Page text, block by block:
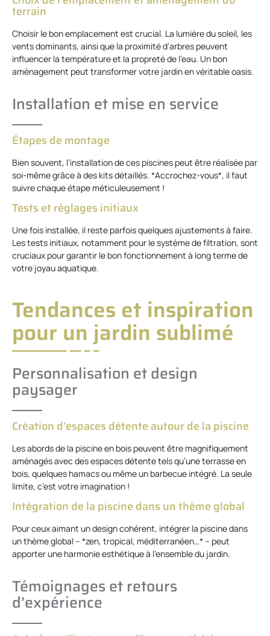
terrain
Choisir le bon emplacement est crucial. La lumière du soleil, les
vents dominants, ainsi que la proximité d’arbres peuvent
influencer la température et la propreté de l’eau. Un bon
aménagement peut transformer votre jardin en véritable oasis.
Installation et mise en service
Étapes de montage
Bien souvent, l’installation de ces piscines peut être réalisée par
soi-même grâce à des kits détaillés. *Accrochez-vous*, il faut
suivre chaque étape méticuleusement !
Tests et réglages initiaux
Une fois installée, il reste parfois quelques ajustements à faire.
Les tests initiaux, notamment pour le système de filtration, sont
cruciaux pour garantir le bon fonctionnement à long terme de
votre joyau aquatique.
Tendances et inspiration
pour un jardin sublimé
Personnalisation et design
paysager
Création d’espaces détente autour de la piscine
Les abords de la piscine en bois peuvent être magnifiquement
aménagés avec des espaces détente tels qu’une terrasse en
bois, quelques hamacs ou même un barbecue intégré. La seule
limite, c’est votre imagination !
Intégration de la piscine dans un thème global
Pour ceux aimant un design cohérent, intégrer la piscine dans
un thème global – *zen, tropical, méditerranéen…* – peut
apporter une harmonie esthétique à l’ensemble du jardin.
Témoignages et retours
d’expérience